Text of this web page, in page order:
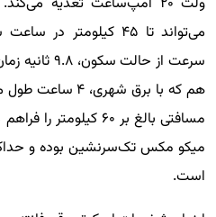
می‌تواند تا ۴۵
سرعت از حالت
هم که با برق
مسافتی بالغ بر ۶۰
است.